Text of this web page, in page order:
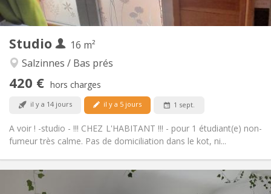
Studio
16 m²
Salzinnes / Bas prés
420 € hors charges
il y a 14 jours il y a 5 jours 1 sept.
A voir ! -studio - !!! CHEZ L'HABITANT !!! - pour 1 étudiant(e) non-
fumeur très calme. Pas de domiciliation dans le kot, ni...
Superficie:
16 m
Pièces privées:
Calme, chaleureuse, studieuse
Non
Infos Pratiques